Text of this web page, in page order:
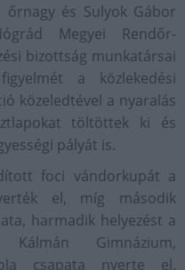
őrnagy és Sulyok Gábor
Megyei Rendőr-
bizottság munkatársai
a közlekedési
közeledtével a nyaralás
töltöttek ki és
pályát is.
foci vándorkupát a
el, míg második
harmadik helyezést a
Kálmán Gimnázium,
csapata nyerte el.